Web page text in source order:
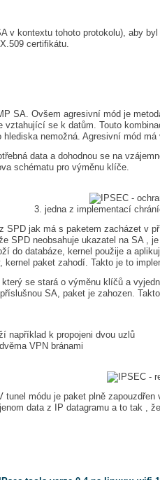
v kontextu tohoto protokolu), aby
certifikátu.
SA. Ovšem agresivní mód je
se k datům. Touto
nemožná. Agresivní mód
data a dohodnou se na
schématu pro výměnu klíče.
3. jedna z implementací
SPD jak má s paketem zacházet v
SPD neobsahuje ukazatel na SA ,
do databáze, kernel použije a
kernel paket zahodí. Takto je to
se stará o výměnu klíčů a
SA, paket je zahozen.
například k propojeni dvou uzlů
VPN bránami
módu je paket plně zapouzdřen
data z IP datagramu a to tak ,